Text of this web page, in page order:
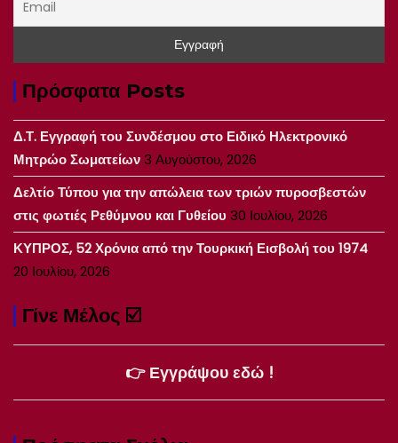
Πρόσφατα Posts
Δ.Τ. Εγγραφή του Συνδέσμου στο Ειδικό Ηλεκτρονικό
Μητρώο Σωματείων3 Αυγούστου, 2026
Δελτίο Τύπου για την απώλεια των τριών πυροσβεστών
στις φωτιές Ρεθύμνου και Γυθείου 30 Ιουλίου, 2026
ΚΥΠΡΟΣ, 52 Χρόνια από την Τουρκική Εισβολή του 1974
20 Ιουλίου, 2026
Γίνε Μέλος ☑️
👉 Εγγράψου εδώ !